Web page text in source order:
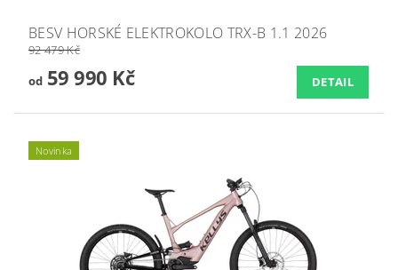
BESV HORSKÉ ELEKTROKOLO TRX-B 1.1 2026
92 479 Kč
od59 990 Kč DETAIL
Novinka